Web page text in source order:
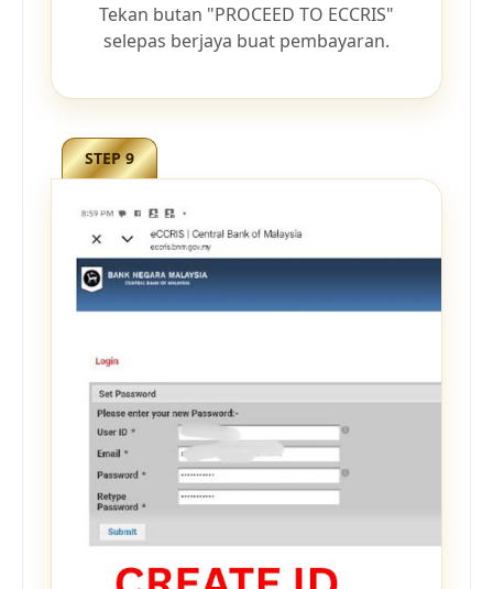
Tekan butan "PROCEED TO ECCRIS"
selepas berjaya buat pembayaran.
STEP 9